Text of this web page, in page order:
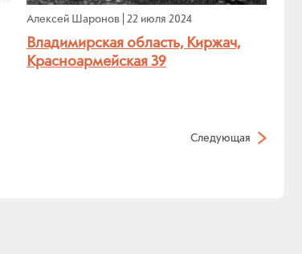
Алексей Шаронов 22 июля 2024
Владимирская область, Киржач,
Красноармейская 39
Следующая